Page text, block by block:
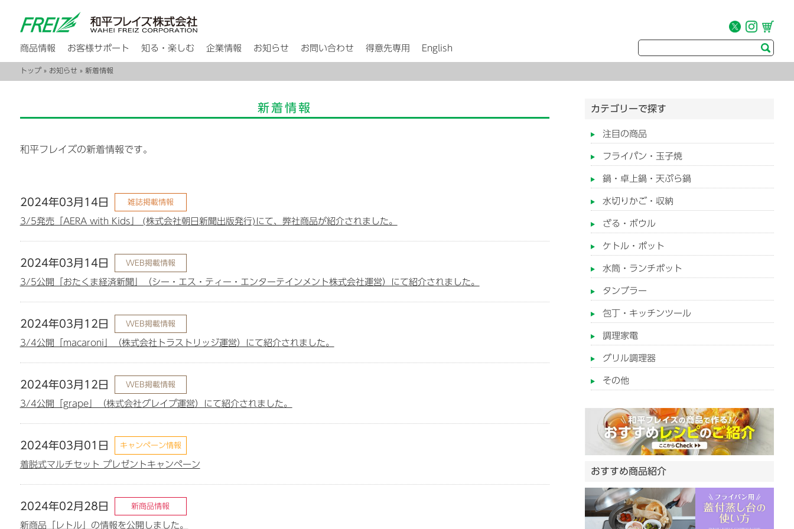
商品情報 お客様サポート 知る・楽しむ 企業情報 お知らせ お問い合わせ 得意先専用 English
トップ» お知らせ » 新着情報
新着情報
和平フレイズの新着情報です。
2024年03月14日 雑誌掲載情報
3/5発売「AERA with Kids」 (株式会社朝日新聞出版発行)にて、弊社商品が紹介されました。
2024年03月14日 WEB掲載情報
3/5公開「おたくま経済新聞」（シー・エス・ティー・エンターテインメント株式会社運営）にて紹介されました。
2024年03月12日 WEB掲載情報
3/4公開「macaroni」（株式会社トラストリッジ運営）にて紹介されました。
2024年03月12日 WEB掲載情報
3/4公開「grape」（株式会社グレイプ運営）にて紹介されました。
2024年03月01日 キャンペーン情報
着脱式マルチセット プレゼントキャンペーン
2024年02月28日 新商品情報
新商品「レトル」の情報を公開しました。
カテゴリーで探す
注目の商品
フライパン・玉子焼
鍋・卓上鍋・天ぷら鍋
水切りかご・収納
ざる・ボウル
ケトル・ポット
水筒・ランチポット
タンブラー
包丁・キッチンツール
調理家電
グリル調理器
その他
おすすめ商品紹介